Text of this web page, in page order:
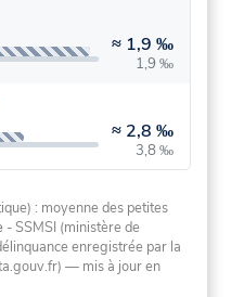
≈ 1,9 ‰
1,9 ‰
≈ 2,8 ‰
3,8 ‰
: moyenne des petites
- SSMSI (ministère de
enregistrée par la
— mis à jour en